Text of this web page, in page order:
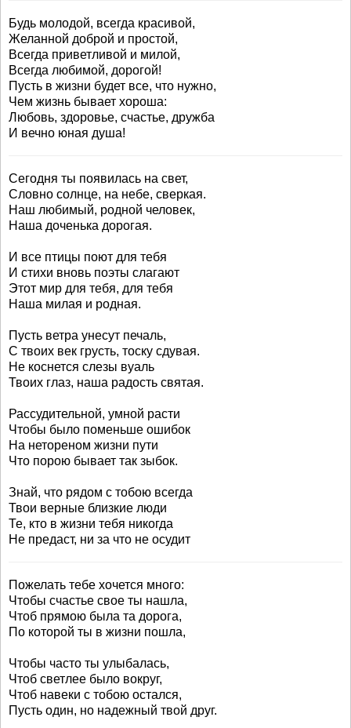
Будь молодой, всегда красивой,
Желанной доброй и простой,
Всегда приветливой и милой,
Всегда любимой, дорогой!
Пусть в жизни будет все, что нужно,
Чем жизнь бывает хороша:
Любовь, здоровье, счастье, дружба
И вечно юная душа!
Сегодня ты появилась на свет,
Словно солнце, на небе, сверкая.
Наш любимый, родной человек,
Наша доченька дорогая.
И все птицы поют для тебя
И стихи вновь поэты слагают
Этот мир для тебя, для тебя
Наша милая и родная.
Пусть ветра унесут печаль,
С твоих век грусть, тоску сдувая.
Не коснется слезы вуаль
Твоих глаз, наша радость святая.
Рассудительной, умной расти
Чтобы было поменьше ошибок
На нетореном жизни пути
Что порою бывает так зыбок.
Знай, что рядом с тобою всегда
Твои верные близкие люди
Те, кто в жизни тебя никогда
Не предаст, ни за что не осудит
Пожелать тебе хочется много:
Чтобы счастье свое ты нашла,
Чтоб прямою была та дорога,
По которой ты в жизни пошла,
Чтобы часто ты улыбалась,
Чтоб светлее было вокруг,
Чтоб навеки с тобою остался,
Пусть один, но надежный твой друг.